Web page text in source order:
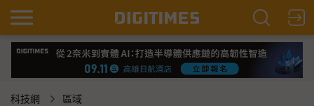
科技網 區域